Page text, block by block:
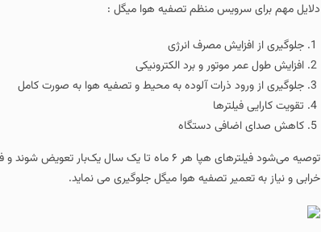
دلایل مهم برای سرویس منظم تصفیه هوا میگل :
جلوگیری از افزایش مصرف انرژی
افزایش طول عمر موتور و برد الکترونیکی
جلوگیری از ورود ذرات آلوده به محیط و تصفیه هوا به صورت کامل
تقویت کارایی فیلترها
کاهش صدای اضافی دستگاه
توصیه می‌شود فیلترهای هپا هر ۶ ماه تا یک سال
خرابی و نیاز به تعمیر تصفیه هوا میگل جلوگیری می نماید.